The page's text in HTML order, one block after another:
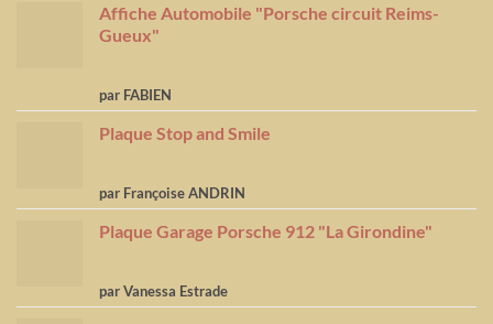
Affiche Automobile "Porsche circuit Reims-
Gueux"
Note5sur
5
par FABIEN
Plaque Stop and Smile
Note4
sur 5
par Françoise ANDRIN
Plaque Garage Porsche 912 "La Girondine"
Note5sur
5
par Vanessa Estrade